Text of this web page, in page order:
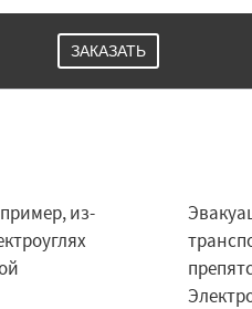
ЗАКАЗАТЬ
из-